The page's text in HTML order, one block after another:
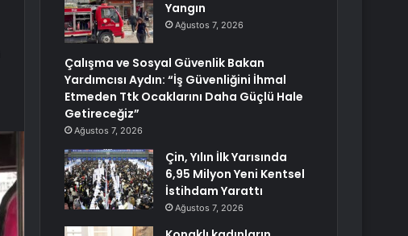
Yangın
Ağustos 7, 2026
Çalışma ve Sosyal Güvenlik Bakan
Yardımcısı Aydın: “İş Güvenliğini İhmal
Etmeden Ttk Ocaklarını Daha Güçlü Hale
Getireceğiz”
Ağustos 7, 2026
Çin, Yılın İlk Yarısında
6,95 Milyon Yeni Kentsel
İstihdam Yarattı
Ağustos 7, 2026